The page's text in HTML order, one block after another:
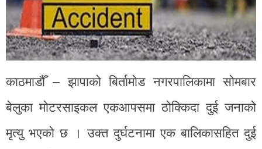
काठमाडौँ – झापाको बिर्तामोड नगरपालिकामा सोमबार
बेलुका मोटरसाइकल एकआपसमा ठोक्किदा दुई जनाको
मृत्यु भएको छ । उक्त दुर्घटनामा एक बालिकासहित दुई